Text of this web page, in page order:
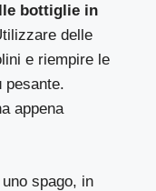
bottiglie in
delle
e riempire le
pesante.
appena
spago, in